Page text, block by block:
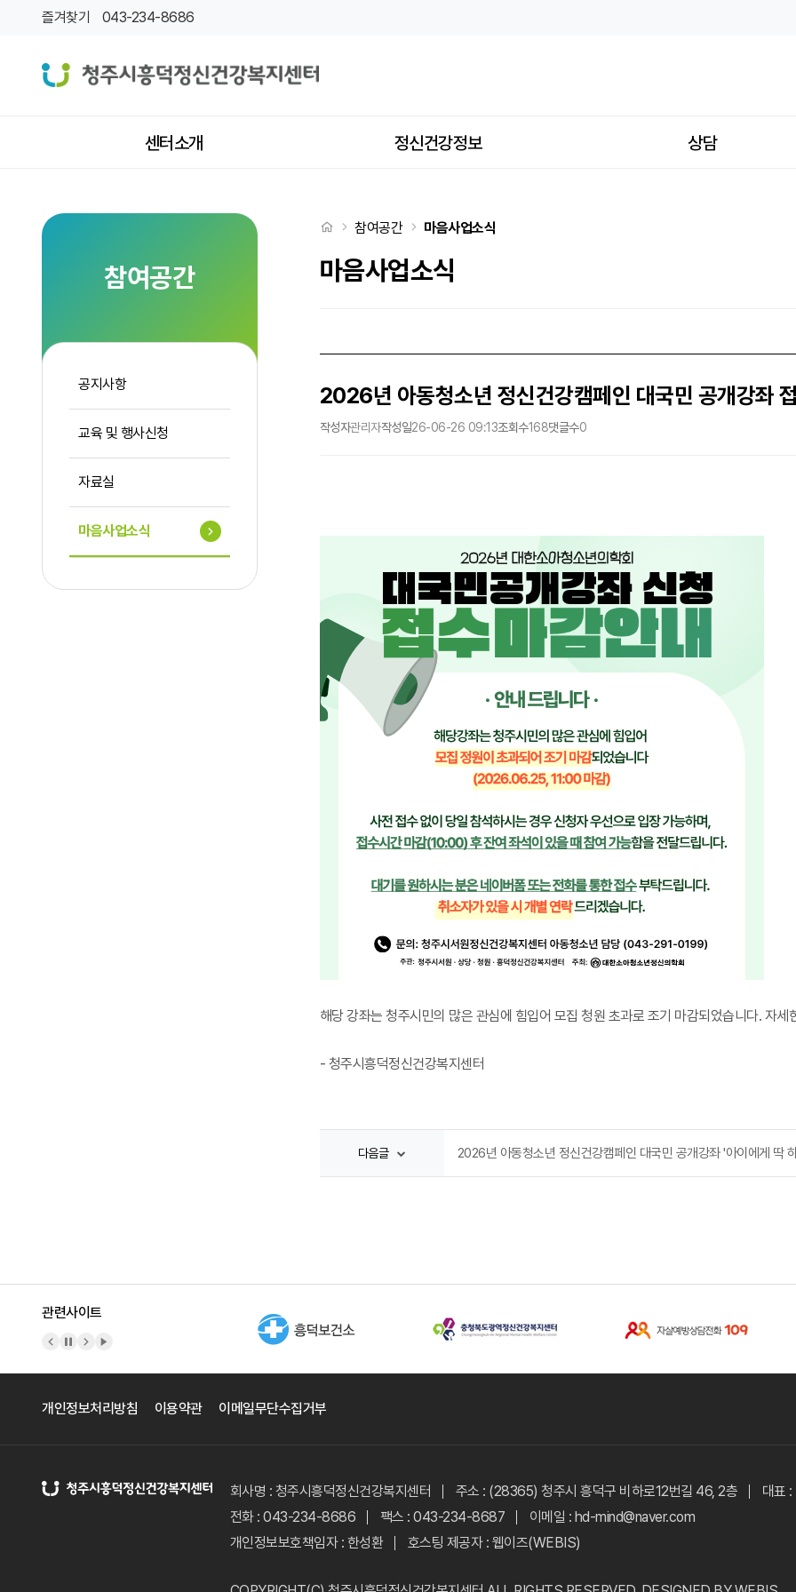
2026년 아동청소년 정신건강캠페인 대국민 공개강좌 접수마감 안내 > 마음사업소식
즐겨찾기 043-234-8686
센터소개 정신건강정보 상담
처음으로
참여공간 마음사업소식
마음사업소식
2026년 아동청소년 정신건강캠페인 대국민 공개강좌
작성자관리자작성일26-06-26 09:13조회수168댓글수0
해당 강좌는 청주시민의 많은 관심에 힘입어 모집 청원 초과로 조기 마감되었습니다. 자
- 청주시흥덕정신건강복지센터
다음글 2026년 아동청소년 정신건강캠페인 대국민 공개강좌 '아이에게 딱
참여공간
공지사항
교육 및 행사신청
자료실
마음사업소식
관련사이트
이전 배너
배너 정지
다음 배너
배너 재생
개인정보처리방침 이용약관 이메일무단수집거부
회사명 : 청주시흥덕정신건강복지센터 주소 : (28365) 청주시 흥덕구 비하로12번길 46, 2층
대표
전화 : 043-234-8686
팩스 : 043-234-8687
이메일 : hd-mind@naver.com
개인정보보호책임자 : 한성환
호스팅 제공자 : 웹이즈(WEBIS)